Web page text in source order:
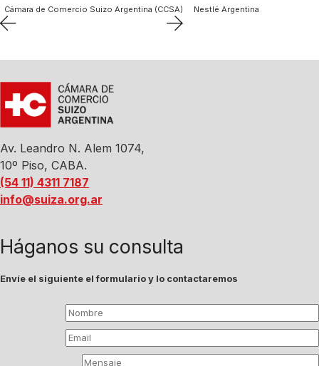
Cámara de Comercio Suizo Argentina (CCSA) Nestlé Argentina
Av. Leandro N. Alem 1074,
10º Piso, CABA.
(54 11) 4311 7187
info@suiza.org.ar
Háganos su consulta
Envíe el siguiente el formulario y lo contactaremos